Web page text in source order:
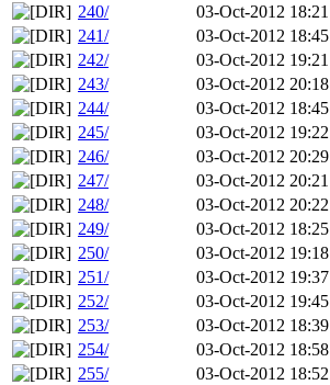
240/
03-Oct-2012 18:21
241/
03-Oct-2012 18:45
242/
03-Oct-2012 19:21
243/
03-Oct-2012 20:18
244/
03-Oct-2012 18:45
245/
03-Oct-2012 19:22
246/
03-Oct-2012 20:29
247/
03-Oct-2012 20:21
248/
03-Oct-2012 20:22
249/
03-Oct-2012 18:25
250/
03-Oct-2012 19:18
251/
03-Oct-2012 19:37
252/
03-Oct-2012 19:45
253/
03-Oct-2012 18:39
254/
03-Oct-2012 18:58
255/
03-Oct-2012 18:52